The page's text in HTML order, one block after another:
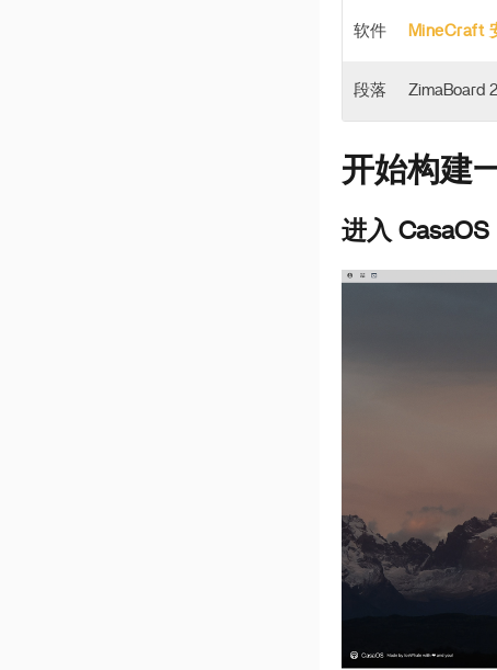
软件 MineCraft
段落 ZimaBoard
开始构建
进入 CasaOS